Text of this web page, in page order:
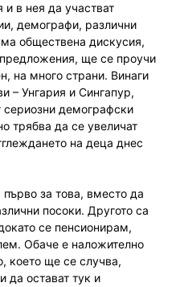
в нея да участват
демографи, различни
обществена дискусия,
ще се проучи
на много страни. Винаги
– Унгария и Сингапур,
сериозни демографски
трябва да се увеличат
на деца днес
за това, вместо да
посоки. Другото са
се пенсионирам,
Обаче е наложително
което ще се случва,
да остават тук и